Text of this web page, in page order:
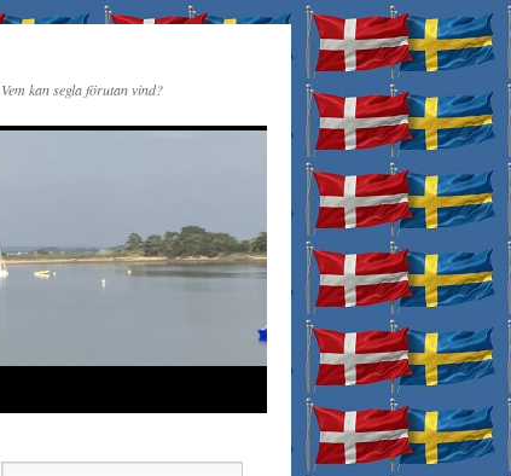
Vem kan segla förutan vind?
Saisissez votre adresse e-mail…